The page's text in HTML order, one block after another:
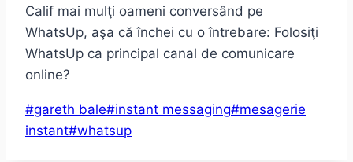
Calif mai mulţi oameni conversând pe
WhatsUp, aşa că închei cu o întrebare: Folosiţi
WhatsUp ca principal canal de comunicare
online?
Post
Tags:
#gareth bale#instant messaging#mesagerie
instant#whatsup